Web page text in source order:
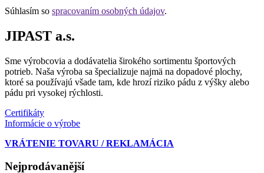
Súhlasím so spracovaním osobných údajov.
JIPAST a.s.
Sme výrobcovia a dodávatelia širokého sortimentu športových
potrieb. Naša výroba sa špecializuje najmä na dopadové plochy,
ktoré sa používajú všade tam, kde hrozí riziko pádu z výšky alebo
pádu pri vysokej rýchlosti.
Certifikáty
Informácie o výrobe
VRÁTENIE TOVARU / REKLAMÁCIA
Nejprodávanější